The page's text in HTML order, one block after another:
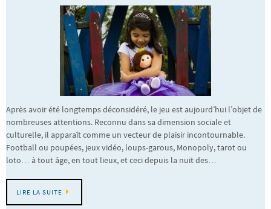
Après avoir été longtemps déconsidéré, le jeu est aujourd’hui l’objet de
nombreuses attentions. Reconnu dans sa dimension sociale et
culturelle, il apparaît comme un vecteur de plaisir incontournable.
Football ou poupées, jeux vidéo, loups-garous, Monopoly, tarot ou
loto… à tout âge, en tout lieux, et ceci depuis la nuit des…
LIRE LA SUITE